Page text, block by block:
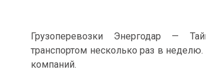
Грузоперевозки Энергодар —
транспортом несколько раз в
компаний.